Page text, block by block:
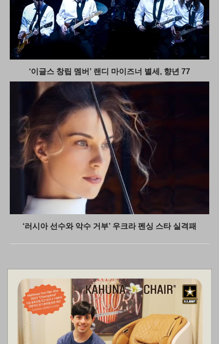
‘이글스 창립 멤버’ 랜디 마이즈너 별세, 향년 77
‘러시아 선수와 악수 거부’ 우크라 펜싱 스타 실격패